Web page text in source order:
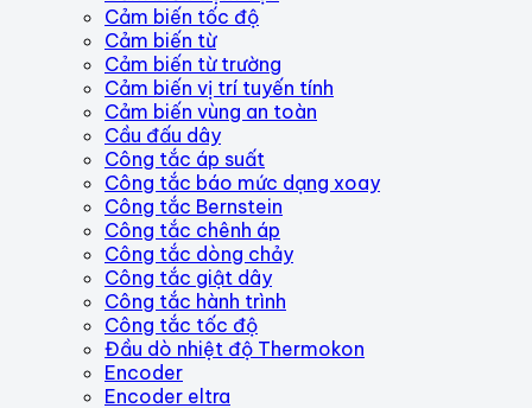
Cảm biến tốc độ
Cảm biến từ
Cảm biến từ trường
Cảm biến vị trí tuyến tính
Cảm biến vùng an toàn
Cầu đấu dây
Công tắc áp suất
Công tắc báo mức dạng xoay
Công tắc Bernstein
Công tắc chênh áp
Công tắc dòng chảy
Công tắc giật dây
Công tắc hành trình
Công tắc tốc độ
Đầu dò nhiệt độ Thermokon
Encoder
Encoder eltra